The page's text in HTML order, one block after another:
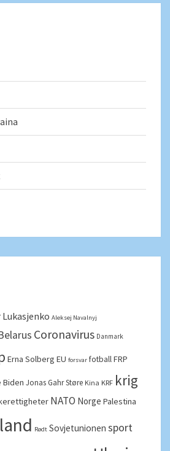
Aleksej Navalnyj
Coronavirus Danmark
Erna Solberg EU forsvar fotballFRP
Biden Jonas Gahr Støre Kina KRF krig
NATO Norge Palestina
Rødt Sovjetunionen sport